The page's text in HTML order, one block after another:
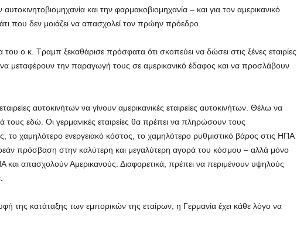
αυτοκινητοβιομηχανία και την φαρμακοβιομηχανία – και για τον αμερικανικό
που δεν μοιάζει να απασχολεί τον πρώην πρόεδρο.
του ο κ. Τραμπ ξεκαθάρισε πρόσφατα ότι σκοπεύει να δώσει στις ξένες εταιρίες
να μεταφέρουν την παραγωγή τους σε αμερικανικό έδαφος και να προσλάβουν
αυτοκινήτων να γίνουν αμερικανικές εταιρείες αυτοκινήτων. Θέλω να
τους εδώ. Οι γερμανικές εταιρείες θα πρέπει να πληρώσουν τους
το χαμηλότερο ενεργειακό κόστος, το χαμηλότερο ρυθμιστικό βάρος στις ΗΠΑ
πρόσβαση στην καλύτερη και μεγαλύτερη αγορά του κόσμου – αλλά μόνο
και απασχολούν Αμερικανούς. Διαφορετικά, πρέπει να περιμένουν υψηλούς
της κατάταξης των εμπορικών της εταίρων, η Γερμανία έχει κάθε λόγο να